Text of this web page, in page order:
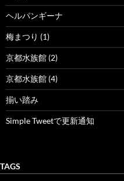
ヘルパンギーナ
梅まつり (1)
京都水族館 (2)
京都水族館 (4)
揃い踏み
Simple Tweetで更新通知
TAGS